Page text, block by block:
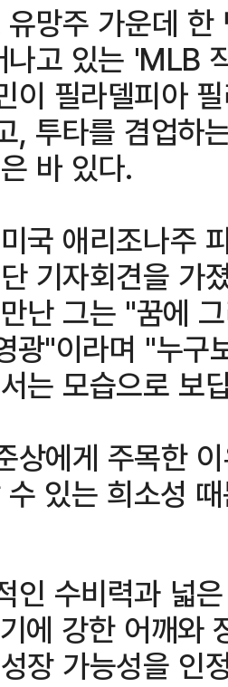
망주 가운데
고 있는 'MLB
이 필라델피아
, 투타를 겸업하
바 있다.
국 애리조나주
기자회견을 가
난 그는 "꿈에
광"이라며 "누구
는 모습으로 보
상에게 주목한
있는 희소성
인 수비력과 넓
에 강한 어깨와
장 가능성을 인